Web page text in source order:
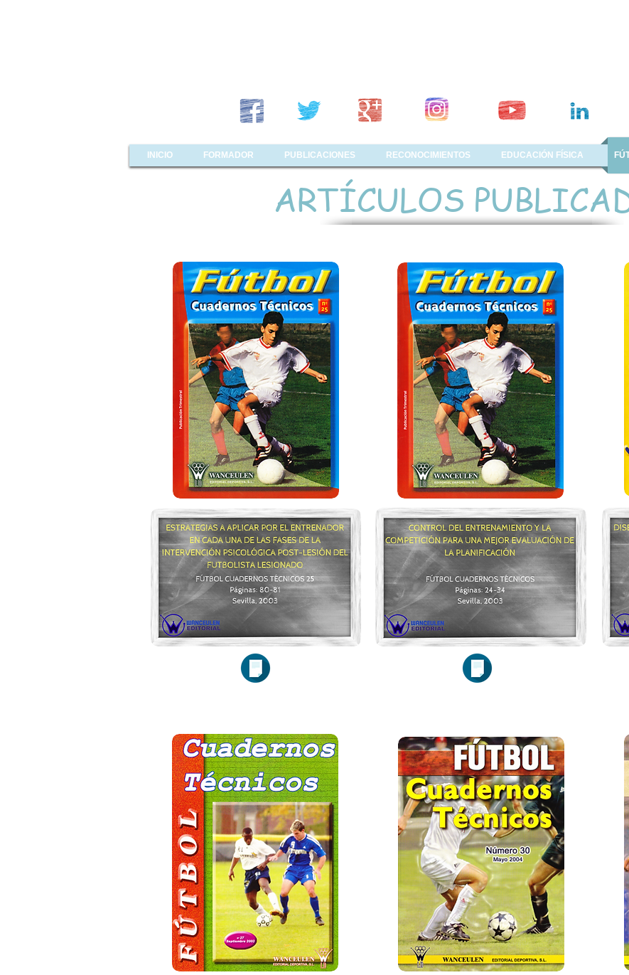
INICIO FORMADOR PUBLICACIONES RECONOCIMIENTOS EDUCACIÓN FÍSICA
ARTÍCULOS